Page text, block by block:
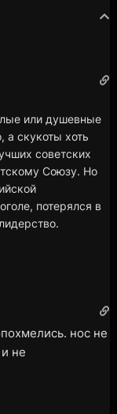
или душевные
а скукоты хоть
советских
Союзу. Но
потерялся в
нос не
не